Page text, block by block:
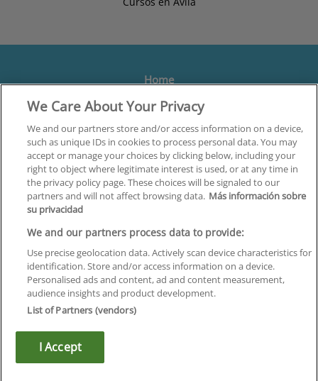
Home
Formación
Centros
Orientación
Quiénes somos
Contacta
Aviso Legal
Política de Privacidad
Política de Cookies
Canal Ético
We Care About Your Privacy
We and our partners store and/or access information on a device,
such as unique IDs in cookies to process personal data. You may
accept or manage your choices by clicking below, including your
right to object where legitimate interest is used, or at any time in
the privacy policy page. These choices will be signaled to our
partners and will not affect browsing data. Más información sobre
su privacidad
We and our partners process data to provide:
Use precise geolocation data. Actively scan device characteristics for
identification. Store and/or access information on a device.
Personalised ads and content, ad and content measurement,
audience insights and product development.
List of Partners (vendors)
I Accept